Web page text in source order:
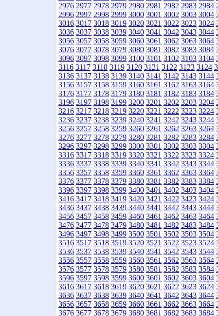
2976 2977 2978 2979 2980 2981 2982 2983 2984
2996 2997 2998 2999 3000 3001 3002 3003 3004
3016 3017 3018 3019 3020 3021 3022 3023 3024
3036 3037 3038 3039 3040 3041 3042 3043 3044
3056 3057 3058 3059 3060 3061 3062 3063 3064
3076 3077 3078 3079 3080 3081 3082 3083 3084
3096 3097 3098 3099 3100 3101 3102 3103 3104
3116 3117 3118 3119 3120 3121 3122 3123 3124
3136 3137 3138 3139 3140 3141 3142 3143 3144
3156 3157 3158 3159 3160 3161 3162 3163 3164
3176 3177 3178 3179 3180 3181 3182 3183 3184
3196 3197 3198 3199 3200 3201 3202 3203 3204
3216 3217 3218 3219 3220 3221 3222 3223 3224
3236 3237 3238 3239 3240 3241 3242 3243 3244
3256 3257 3258 3259 3260 3261 3262 3263 3264
3276 3277 3278 3279 3280 3281 3282 3283 3284
3296 3297 3298 3299 3300 3301 3302 3303 3304
3316 3317 3318 3319 3320 3321 3322 3323 3324
3336 3337 3338 3339 3340 3341 3342 3343 3344
3356 3357 3358 3359 3360 3361 3362 3363 3364
3376 3377 3378 3379 3380 3381 3382 3383 3384
3396 3397 3398 3399 3400 3401 3402 3403 3404
3416 3417 3418 3419 3420 3421 3422 3423 3424
3436 3437 3438 3439 3440 3441 3442 3443 3444
3456 3457 3458 3459 3460 3461 3462 3463 3464
3476 3477 3478 3479 3480 3481 3482 3483 3484
3496 3497 3498 3499 3500 3501 3502 3503 3504
3516 3517 3518 3519 3520 3521 3522 3523 3524
3536 3537 3538 3539 3540 3541 3542 3543 3544
3556 3557 3558 3559 3560 3561 3562 3563 3564
3576 3577 3578 3579 3580 3581 3582 3583 3584
3596 3597 3598 3599 3600 3601 3602 3603 3604
3616 3617 3618 3619 3620 3621 3622 3623 3624
3636 3637 3638 3639 3640 3641 3642 3643 3644
3656 3657 3658 3659 3660 3661 3662 3663 3664
3676 3677 3678 3679 3680 3681 3682 3683 3684